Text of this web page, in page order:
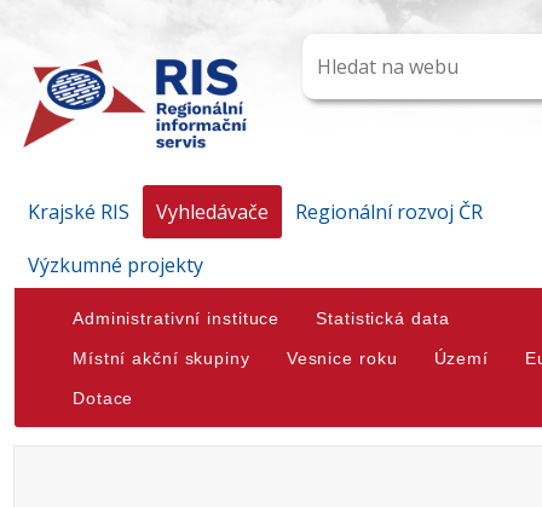
Krajské RIS Vyhledávače
Regionální rozvoj ČR
Výzkumné projekty
Administrativní instituce Statistická data
Místní akční skupiny Vesnice roku Území
Dotace